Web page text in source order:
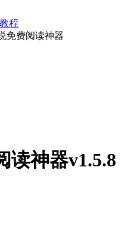
程
免费阅读神器
读神器v1.5.8